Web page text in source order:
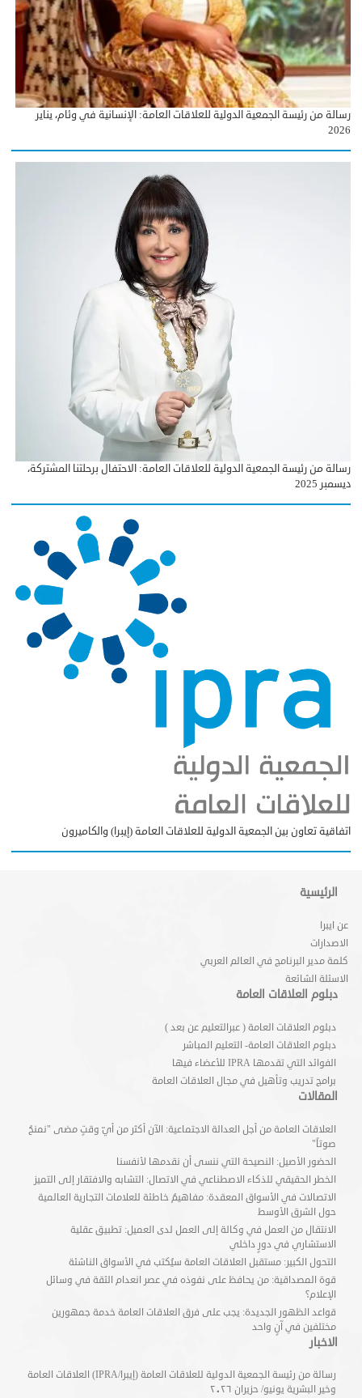
رسالة من رئيسة الجمعية الدولية للعلاقات العامة: الإنسانية في وئام، يناير
2026
رسالة من رئيسة الجمعية الدولية للعلاقات العامة: الاحتفال برحلتنا المشتركة،
ديسمبر 2025
اتفاقية تعاون بين الجمعية الدولية للعلاقات العامة (إيبرا) والكاميرون
الرئيسية
عن ايبرا
الاصدارات
كلمة مدير البرنامج في العالم العربي
الاسئلة الشائعة
دبلوم العلاقات العامة
دبلوم العلاقات العامة ( عبرالتعليم عن بعد )
دبلوم العلاقات العامة- التعليم المباشر
الفوائد التي تقدمها IPRA للأعضاء فيها
برامج تدريب وتأهيل في مجال العلاقات العامة
المقالات
العلاقات العامة من أجل العدالة الاجتماعية: الآن أكثر من أيّ وقتٍ مضى "نمنحُ
صوتاً"
الحضور الأصيل: النصيحة التي ننسى أن نقدمها لأنفسنا
الخطر الحقيقي للذكاء الاصطناعي في الاتصال: التشابه والافتقار إلى التميز
الاتصالات في الأسواق المعقدة: مفاهيمُ خاطئة للعلامات التجارية العالمية
حول الشرق الأوسط
الانتقال من العمل في وكالة إلى العمل لدى العميل: تطبيق عقلية
الاستشاري في دورٍ داخلي
التحول الكبير: مستقبل العلاقات العامة سيُكتب في الأسواق الناشئة
قوة المصداقية: من يحافظ على نفوذه في عصر انعدام الثقة في وسائل
الإعلام؟
قواعد الظهور الجديدة: يجب على فرق العلاقات العامة خدمة جمهورين
مختلفين في آنٍ واحد
الاخبار
رسالة من رئيسة الجمعية الدولية للعلاقات العامة (إيبرا/IPRA) العلاقات العامة
وخير البشرية يونيو/ حزيران ٢٠٢٦